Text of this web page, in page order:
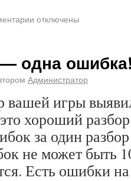
отключены
одна
Администратор
вашей игры
хороший
за один
не может быть
Есть ошибки